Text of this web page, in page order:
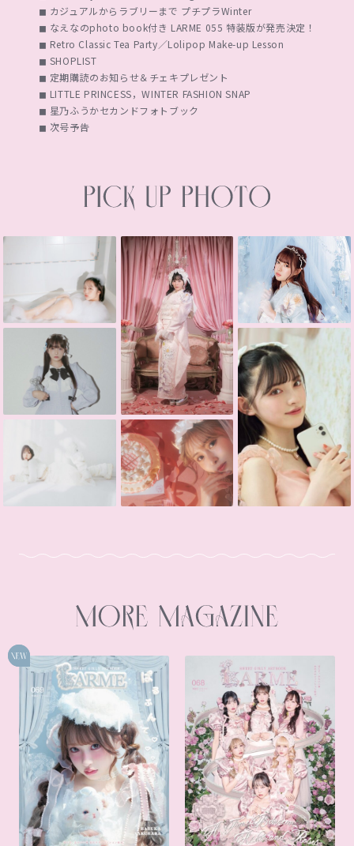
◼︎ カジュアルからラブリーまで プチプラWinter
◼︎ なえなのphoto book付き LARME 055 特装版が発売決定！
◼︎ Retro Classic Tea Party／Lolipop Make-up Lesson
◼︎ SHOPLIST
◼︎ 定期購読のお知らせ＆チェキプレゼント
◼︎ LITTLE PRINCESS，WINTER FASHION SNAP
◼︎ 星乃ふうかセカンドフォトブック
◼︎ 次号予告